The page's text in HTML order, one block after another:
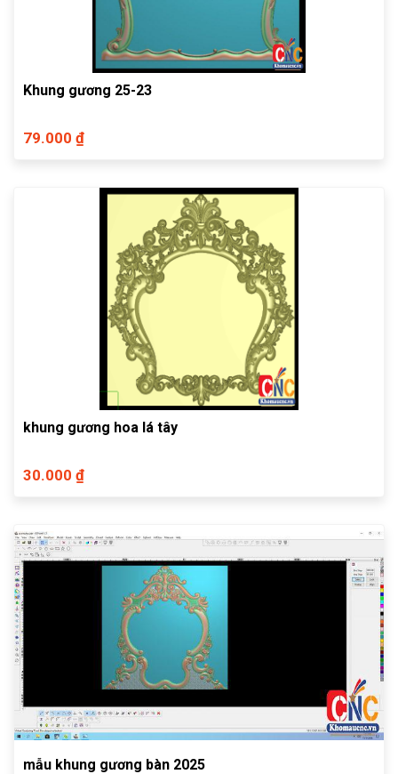
Khung gương 25-23
79.000 ₫
khung gương hoa lá tây
30.000 ₫
mẫu khung gương bàn 2025